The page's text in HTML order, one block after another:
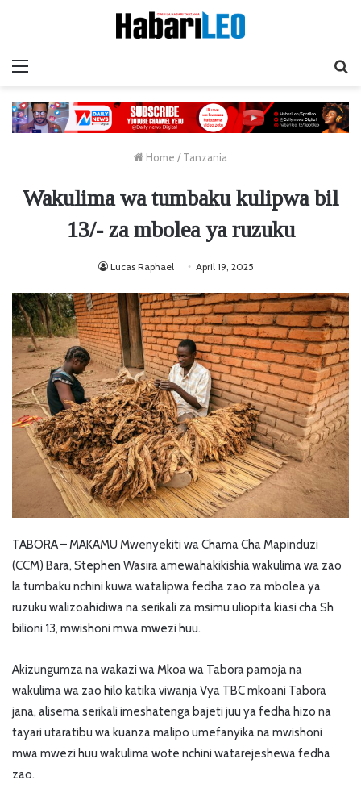
Home / Tanzania
Wakulima wa tumbaku kulipwa bil
13/- za mbolea ya ruzuku
Lucas Raphael April 19, 2025
TABORA – MAKAMU Mwenyekiti wa Chama Cha Mapinduzi
(CCM) Bara, Stephen Wasira amewahakikishia wakulima wa zao
la tumbaku nchini kuwa watalipwa fedha zao za mbolea ya
ruzuku walizoahidiwa na serikali za msimu uliopita kiasi cha Sh
bilioni 13, mwishoni mwa mwezi huu.
Akizungumza na wakazi wa Mkoa wa Tabora pamoja na
wakulima wa zao hilo katika viwanja Vya TBC mkoani Tabora
jana, alisema serikali imeshatenga bajeti juu ya fedha hizo na
tayari utaratibu wa kuanza malipo umefanyika na mwishoni
mwa mwezi huu wakulima wote nchini watarejeshewa fedha
zao.